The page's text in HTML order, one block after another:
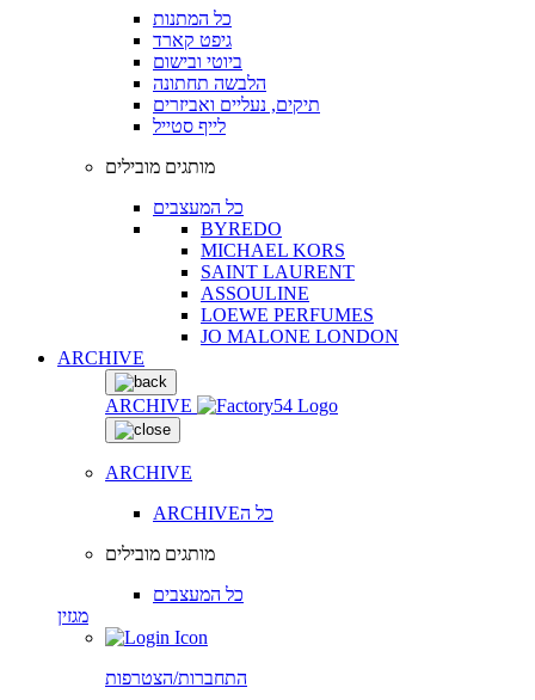
כל המתנות
גיפט קארד
ביוטי ובישום
הלבשה תחתונה
תיקים, נעליים ואביזרים
לייף סטייל
מותגים מובילים
כל המעצבים
BYREDO
MICHAEL KORS
SAINT LAURENT
ASSOULINE
LOEWE PERFUMES
JO MALONE LONDON
ARCHIVE
ARCHIVE
ARCHIVE
ARCHIVEכל ה
מותגים מובילים
כל המעצבים
מגזין
התחברות/הצטרפות